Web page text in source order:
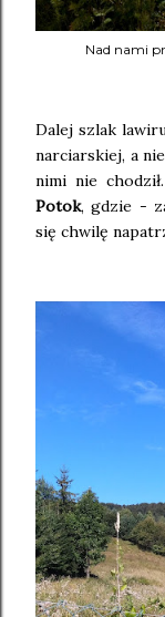
Nad nami
Dalej szlak
narciarskiej, a
nimi nie
Potok, gdzie -
się chwilę